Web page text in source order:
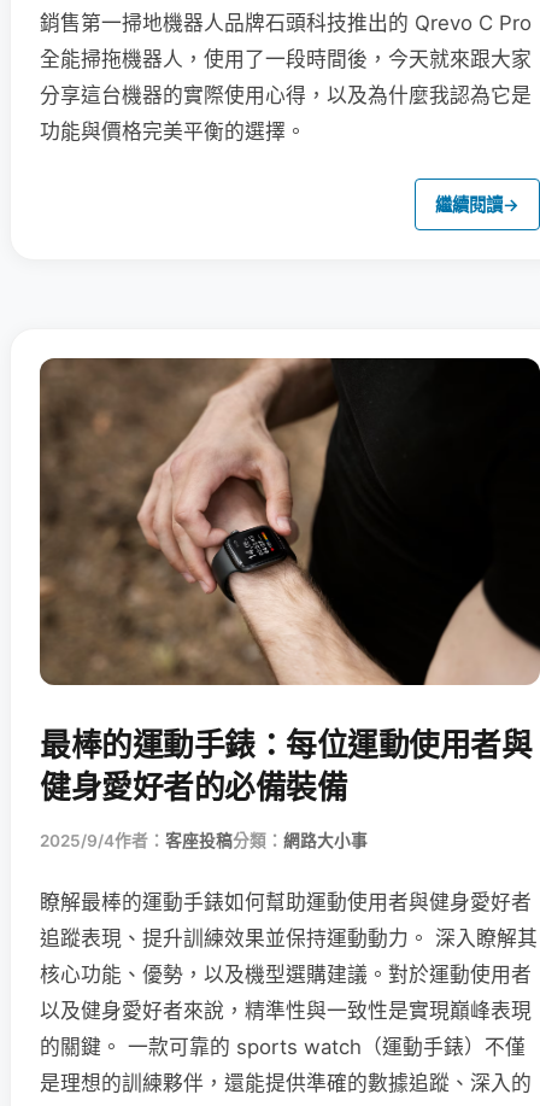
銷售第一掃地機器人品牌石頭科技推出的 Qrevo C Pro
全能掃拖機器人，使用了一段時間後，今天就來跟大家
分享這台機器的實際使用心得，以及為什麼我認為它是
功能與價格完美平衡的選擇。
繼續閱讀→
最棒的運動手錶：每位運動使用者與
健身愛好者的必備裝備
2025/9/4作者： 客座投稿分類： 網路大小事
瞭解最棒的運動手錶如何幫助運動使用者與健身愛好者
追蹤表現、提升訓練效果並保持運動動力。 深入瞭解其
核心功能、優勢，以及機型選購建議。對於運動使用者
以及健身愛好者來說，精準性與一致性是實現巔峰表現
的關鍵。 一款可靠的 sports watch（運動手錶）不僅
是理想的訓練夥伴，還能提供準確的數據追蹤、深入的